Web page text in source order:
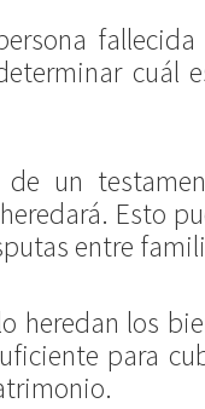
cuál
de un
Esto
entre
heredan los
para